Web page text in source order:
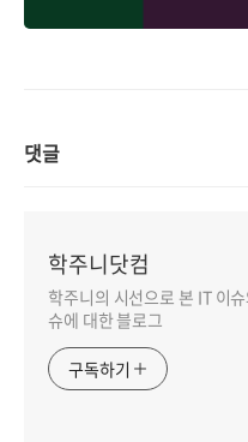
댓글
학주니닷컴
학주니의 시선으로 본 IT 이
슈에 대한 블로그
구독하기